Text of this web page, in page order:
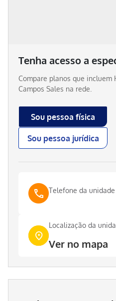
Tenha acesso a
Compare planos que incluem
Campos Sales na rede.
Sou pessoa física
Sou pessoa jurídica
Telefone da unidade
Localização da
Ver no mapa